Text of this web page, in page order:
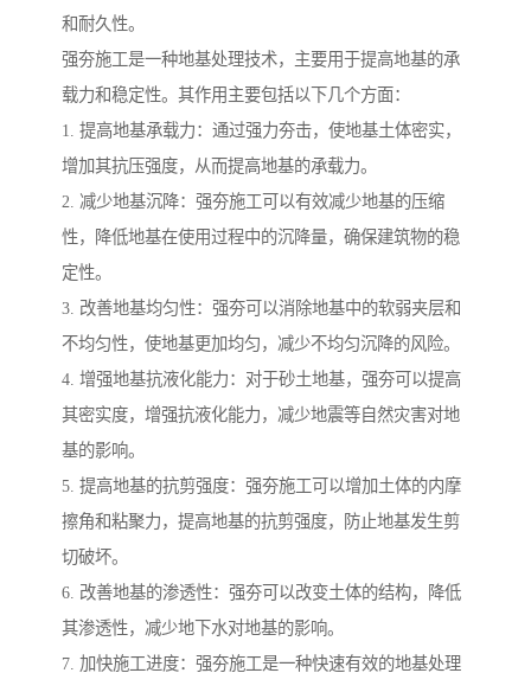
和耐久性。
强夯施工是一种地基处理技术，主要用于提高地基的承
载力和稳定性。其作用主要包括以下几个方面：
1. 提高地基承载力：通过强力夯击，使地基土体密实，
增加其抗压强度，从而提高地基的承载力。
2. 减少地基沉降：强夯施工可以有效减少地基的压缩
性，降低地基在使用过程中的沉降量，确保建筑物的稳
定性。
3. 改善地基均匀性：强夯可以消除地基中的软弱夹层和
不均匀性，使地基更加均匀，减少不均匀沉降的风险。
4. 增强地基抗液化能力：对于砂土地基，强夯可以提高
其密实度，增强抗液化能力，减少地震等自然灾害对地
基的影响。
5. 提高地基的抗剪强度：强夯施工可以增加土体的内摩
擦角和粘聚力，提高地基的抗剪强度，防止地基发生剪
切破坏。
6. 改善地基的渗透性：强夯可以改变土体的结构，降低
其渗透性，减少地下水对地基的影响。
7. 加快施工进度：强夯施工是一种快速有效的地基处理